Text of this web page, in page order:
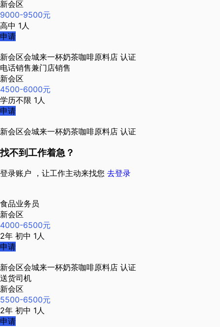
新会区
9000-9500元
高中 1人
申请
新会区会城来一杯奶茶咖啡原料店 认证
电话销售兼门店销售
新会区
4500-6000元
学历不限 1人
申请
新会区会城来一杯奶茶咖啡原料店 认证
找不到工作着急？
登录账户 ，让工作主动来找您 去登录
食品业务员
新会区
4000-6500元
2年 初中 1人
申请
新会区会城来一杯奶茶咖啡原料店 认证
送货司机
新会区
5500-6500元
2年 初中 1人
申请